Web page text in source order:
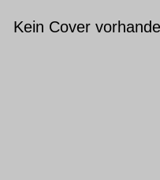
Kein Cover